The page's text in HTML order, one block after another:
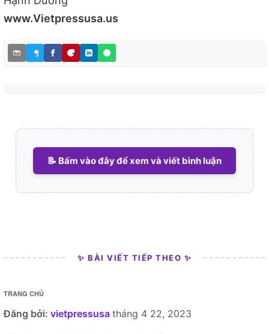
www.Vietpressusa.us
📝 Bấm vào đây để xem và viết bình luận
✨ BÀI VIẾT TIẾP THEO ✨
TRANG CHỦ
Đăng bởi: vietpressusa tháng 4 22, 2023